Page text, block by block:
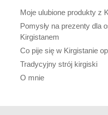
Moje ulubione produkty z
Pomysły na prezenty dla
Kirgistanem
Co pije się w Kirgistanie
Tradycyjny strój kirgiski
O mnie